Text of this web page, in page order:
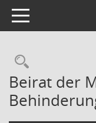
Toggle navigation
Beirat der